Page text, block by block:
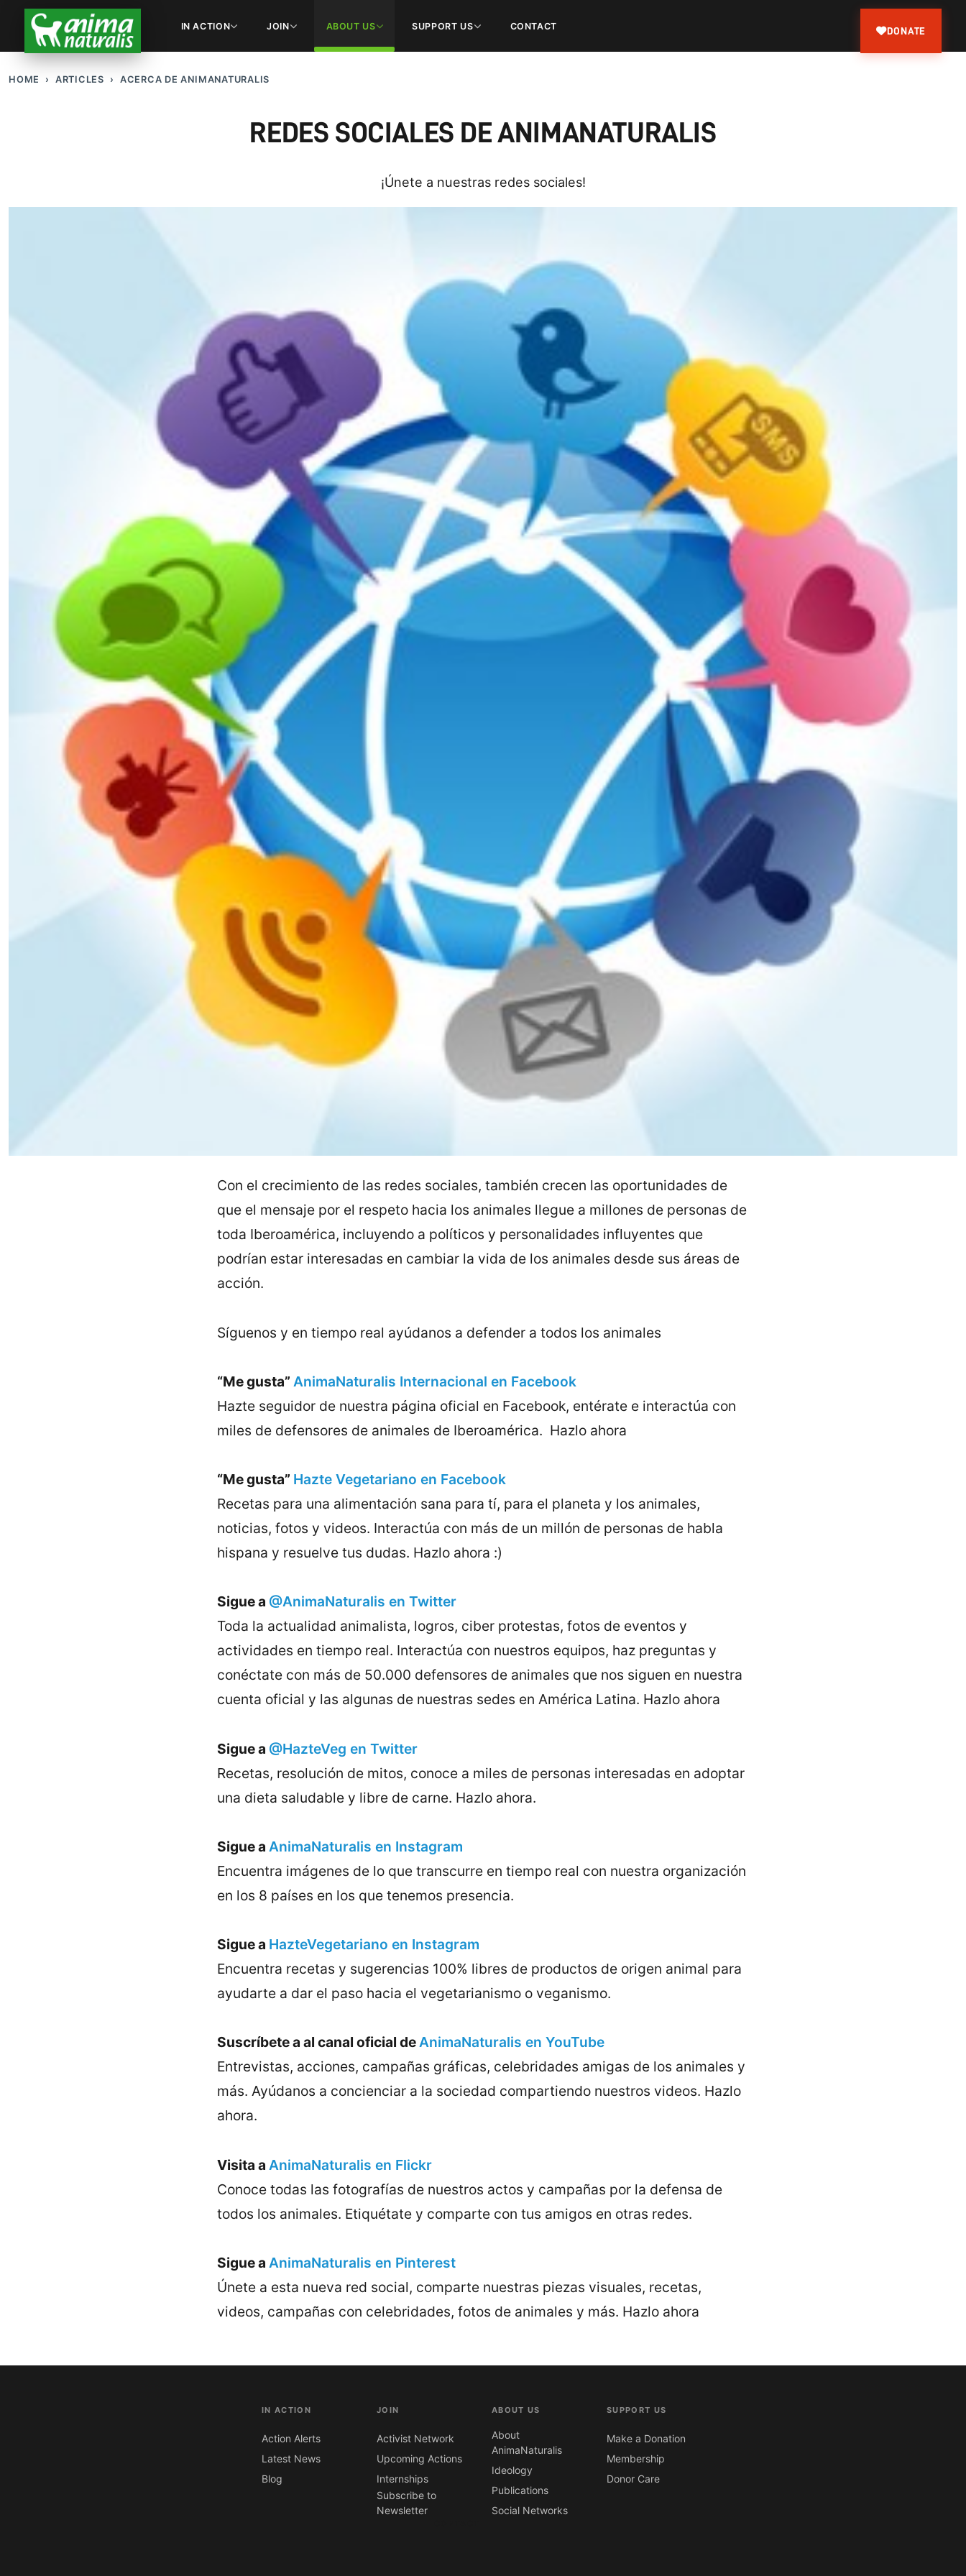
IN ACTION JOIN ABOUT US SUPPORT US CONTACT DONATE
HOME ARTICLES ACERCA DE ANIMANATURALIS
REDES SOCIALES DE ANIMANATURALIS
¡Únete a nuestras redes sociales!
Con el crecimiento de las redes sociales, también crecen las oportunidades de
que el mensaje por el respeto hacia los animales llegue a millones de personas de
toda Iberoamérica, incluyendo a políticos y personalidades influyentes que
podrían estar interesadas en cambiar la vida de los animales desde sus áreas de
acción.
Síguenos y en tiempo real ayúdanos a defender a todos los animales
“Me gusta” AnimaNaturalis Internacional en Facebook
Hazte seguidor de nuestra página oficial en Facebook, entérate e interactúa con
miles de defensores de animales de Iberoamérica. Hazlo ahora
“Me gusta” Hazte Vegetariano en Facebook
Recetas para una alimentación sana para tí, para el planeta y los animales,
noticias, fotos y videos. Interactúa con más de un millón de personas de habla
hispana y resuelve tus dudas. Hazlo ahora :)
Sigue a @AnimaNaturalis en Twitter
Toda la actualidad animalista, logros, ciber protestas, fotos de eventos y
actividades en tiempo real. Interactúa con nuestros equipos, haz preguntas y
conéctate con más de 50.000 defensores de animales que nos siguen en nuestra
cuenta oficial y las algunas de nuestras sedes en América Latina. Hazlo ahora
Sigue a @HazteVeg en Twitter
Recetas, resolución de mitos, conoce a miles de personas interesadas en adoptar
una dieta saludable y libre de carne. Hazlo ahora.
Sigue a AnimaNaturalis en Instagram
Encuentra imágenes de lo que transcurre en tiempo real con nuestra organización
en los 8 países en los que tenemos presencia.
Sigue a HazteVegetariano en Instagram
Encuentra recetas y sugerencias 100% libres de productos de origen animal para
ayudarte a dar el paso hacia el vegetarianismo o veganismo.
Suscríbete a al canal oficial deAnimaNaturalis en YouTube
Entrevistas, acciones, campañas gráficas, celebridades amigas de los animales y
más. Ayúdanos a concienciar a la sociedad compartiendo nuestros videos. Hazlo
ahora.
Visita a AnimaNaturalis en Flickr
Conoce todas las fotografías de nuestros actos y campañas por la defensa de
todos los animales. Etiquétate y comparte con tus amigos en otras redes.
Sigue a AnimaNaturalis en Pinterest
Únete a esta nueva red social, comparte nuestras piezas visuales, recetas,
videos, campañas con celebridades, fotos de animales y más. Hazlo ahora
IN ACTION
Action Alerts
Latest News
Blog
JOIN
Activist Network
Upcoming Actions
Internships
Subscribe to
Newsletter
ABOUT US
About
AnimaNaturalis
Ideology
Publications
Social Networks
SUPPORT US
Make a Donation
Membership
Donor Care